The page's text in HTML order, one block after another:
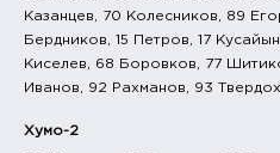
Казанцев, 70 Колесников, 89
Бердников, 15 Петров, 17
Киселев, 68 Боровков, 77
Иванов, 92 Рахманов, 93
Хумо-2